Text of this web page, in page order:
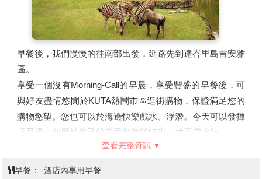
護的感覺。
午後專車前往 【BEACHWALK MALL】，喜歡購物逛街、
看一些新奇的設計品牌的人，不妨到此逛逛，這邊除了到處
都是各國各地的觀光客外，還有許多精品商店，商場善用大
量植物與水元素，打造自然時尚的現代氛圍，令人擁有舒適
及高質感的逛街體驗。
早餐後，我們慢慢的往南部出發，延路先到達峇里島吉安雅
區。
享受一個沒有Morning-Call的早晨，享受豐盛的早餐後，可
與好友盡情悠閒於KUTA熱鬧市區逛街購物，保證滿足您的
購物慾望。您也可以於海邊快樂戲水、浮潛。今天可以發揮
巧思過一個屬於自己的峇里島歡樂時光，才不虛此行。
或是您想參加其他的自費旅遊活動。
查看完整資訊
早餐：
酒店內享用早餐